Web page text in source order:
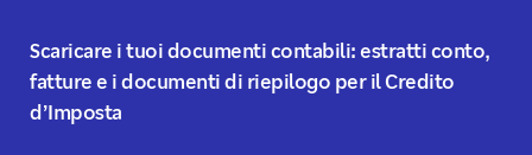
Scaricare i tuoi documenti contabili: estratti conto,
fatture e i documenti di riepilogo per il Credito
d’Imposta